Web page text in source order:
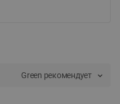
Green рекомендует